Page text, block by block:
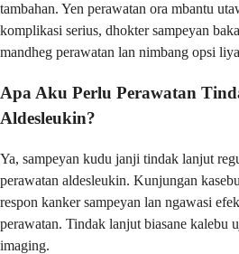
tambahan. Yen perawatan ora mbantu
komplikasi serius, dhokter sampeyan
mandheg perawatan lan nimbang opsi
Apa Aku Perlu Perawatan
Aldesleukin?
Ya, sampeyan kudu janji tindak lanjut
perawatan aldesleukin. Kunjungan
respon kanker sampeyan lan ngawasi
perawatan. Tindak lanjut biasane kalebu
imaging.